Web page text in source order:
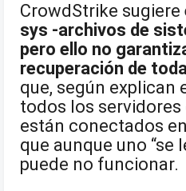
CrowdStrike sugiere
sys -archivos de
pero ello no
recuperación de
que, según explican
todos los servidores
están conectados
que aunque uno “se
puede no funcionar.